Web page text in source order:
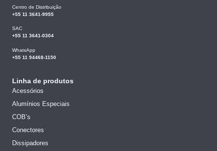
Centro de Distribuição
+55 11 3641-9955
SAC
+55 11 3641-0304
WhatsApp
+55 11 94468-1150
Linha de produtos
Acessórios
Alumínios Especiais
COB’s
Conectores
Dissipadores